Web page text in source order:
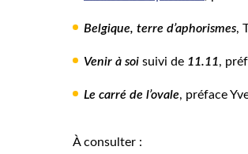
Belgique, terre d’aphorismes,
Venir à soi suivi de 11.11,
Le carré de l’ovale, préface
À consulter :